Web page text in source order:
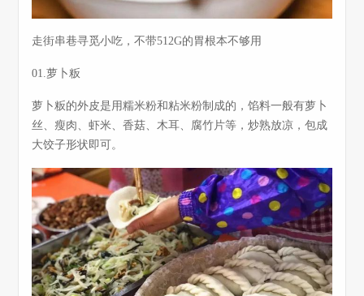
走街串巷寻觅小吃，不带512G的胃根本不够用
01.萝卜粄
萝卜粄的外皮是用糯米粉和粘米粉制成的，馅料一般有萝卜
丝、瘦肉、虾米、香菇、木耳、腐竹片等，炒熟放凉，包成
大饺子形状即可。